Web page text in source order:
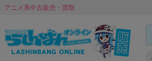
アニメ系中古販売・買取